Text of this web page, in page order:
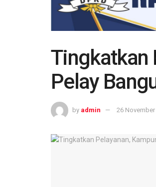
Tingkatkan
Pelay
by admin 26